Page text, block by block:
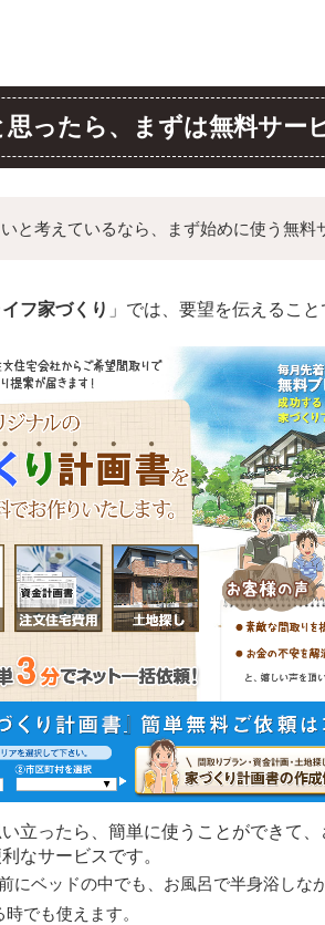
ったら、まずは無料サー
と考えているなら、まず始めに使う無料
フ家づくり 」では、要望を伝えること
立ったら、簡単に使うことができて
なサービスです。
にベッドの中でも、お風呂で半身浴しな
でも使えます。